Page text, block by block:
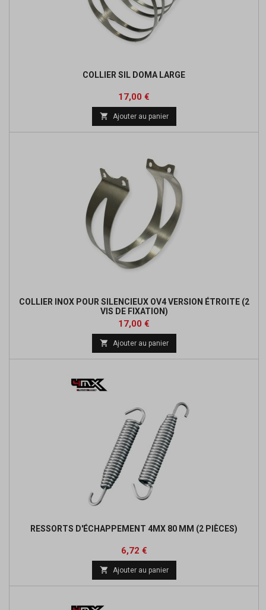
COLLIER SIL DOMA LARGE
Prix
17,00 €
base
 Ajouter au panier
COLLIER INOX POUR SILENCIEUX OV4 VERSION ÉTROITE (2
VIS DE FIXATION)
Prix
17,00 €
base
 Ajouter au panier
RESSORTS D'ÉCHAPPEMENT 4MX 80 MM (2 PIÈCES)
Prix
6,72 €Prix
base
 Ajouter au panier